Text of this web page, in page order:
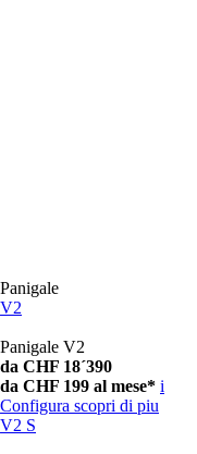
Panigale
V2
Panigale V2
da CHF 18´390
da CHF 199 al mese* i
Configura scopri di piu
V2 S